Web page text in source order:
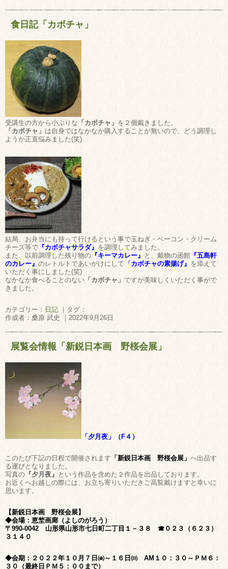
食日記「カボチャ」
受講生の方から小ぶりな 「カボチャ」 を２個戴きました。
「カボチャ」 は自身ではなかなか購入することが無いので、どう調理し
ようか正直悩みました(笑)
結局、お弁当にも持って行けるという事で玉ねぎ・ベーコン・クリーム
チーズ等で 『カボチャサラダ』 を調理してみました。
また、以前調理した残り物の 『キーマカレー』 と、戴物の函館 『五島軒
のカレー』 のレトルトであいがけにして 『カボチャの素揚げ』 を添えて
いただく事にしました(笑)
なかなか食べることのない 「カボチャ」 ですが美味しくいただく事がで
きました。
カテゴリー： 日記 ｜タグ：
作成者：桑原 武史 ｜2022年9月26日
展覧会情報「新鋭日本画 野桜会展」
「夕月夜」（F４）
このたび下記の日程で開催されます 「新鋭日本画 野桜会展」 へ出品す
る運びとなりました。
写真の 『夕月夜』 という作品を含めた２作品を出品しております。
お近くへお越しの際には、お立ち寄りいただきご高覧戴けますと幸いに
思います。
【新鋭日本画 野桜会展】
◆会場：恵埜画廊（よしのがろう）
〒990-0042 山形県山形市七日町二丁目１－３８ ☎０２３（６２３）
３１４０
◆会期：２０２２年１０月７日㈮～１６日㈰ AM１０：３０～ＰＭ６：
３０（最終日ＰＭ５：００まで）